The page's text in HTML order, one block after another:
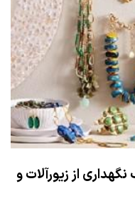
از زیورآلات و